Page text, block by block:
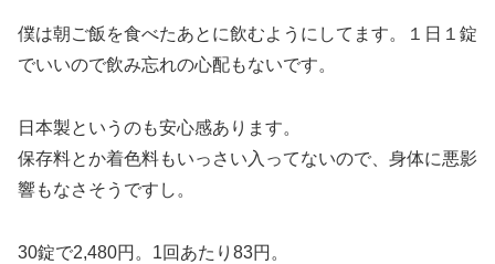
僕は朝ご飯を食べたあとに飲むようにしてます。１日１錠
でいいので飲み忘れの心配もないです。
日本製というのも安心感あります。
保存料とか着色料もいっさい入ってないので、身体に悪影
響もなさそうですし。
30錠で2,480円。1回あたり83円。